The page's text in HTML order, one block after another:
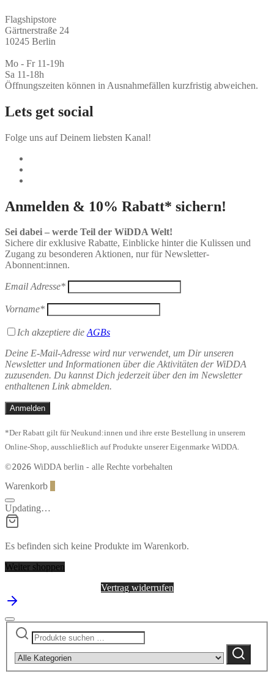
Flagshipstore
Gärtnerstraße 24
10245 Berlin
Mo - Fr 11-19h
Sa 11-18h
Öffnungszeiten können in Ausnahmefällen kurzfristig abweichen.
Lets get social
Folge uns auf Deinem liebsten Kanal!
Anmelden & 10% Rabatt* sichern!
Sei dabei – werde Teil der WiDDA Welt!
Sichere dir exklusive Rabatte, Einblicke hinter die Kulissen und
Zugang zu besonderen Aktionen, nur für Newsletter-
Abonnent:innen.
Email Adresse*
Vorname*
Ich akzeptiere dieAGBs
Deine E-Mail-Adresse wird nur verwendet, um Dir unseren
Newsletter und Informationen über die Aktivitäten der WiDDA
zuzusenden. Du kannst Dich jederzeit über den im Newsletter
enthaltenen Link abmelden.
*Der Rabatt gilt für Neukund:innen und ihre erste Bestellung in unserem
Online-Shop, ausschließlich auf Produkte unserer Eigenmarke WiDDA.
©2026 WiDDA berlin - alle Rechte vorbehalten
Warenkorb
Updating…
Es befinden sich keine Produkte im Warenkorb.
Weiter shoppen
Vertrag widerrufen
Suchen
nach:
category:
Suchen